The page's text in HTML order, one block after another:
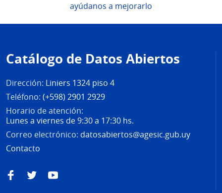
ayúdanos a mejorarlo
de
página
Catálogo de Datos Abiertos
Dirección: Liniers 1324 piso 4
Teléfono: (+598) 2901 2929
Horario de atención:
Lunes a viernes de 9:30 a 17:30 hs.
Correo electrónico: datosabiertos@agesic.gub.uy
Contacto
FacebookTwitterYouTube